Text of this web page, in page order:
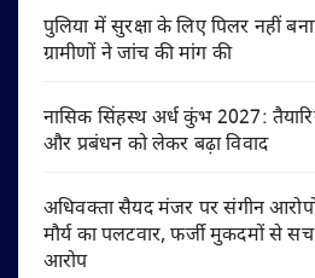
पुलिया में सुरक्षा के लिए पिलर नहीं
ग्रामीणों ने जांच की मांग की
नासिक सिंहस्थ अर्ध कुंभ 2027:
और प्रबंधन को लेकर बढ़ा विवाद
अधिवक्ता सैयद मंजर पर संगीन
मौर्य का पलटवार, फर्जी मुकदमों से
आरोप